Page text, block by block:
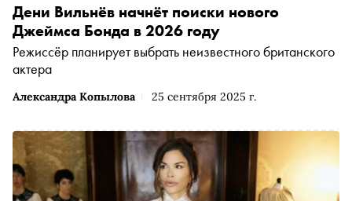
Александра Копылова 25 сентября 2025 г.
Дени Вильнёв начнёт поиски нового
Джеймса Бонда в 2026 году
Режиссёр планирует выбрать неизвестного британского
актера